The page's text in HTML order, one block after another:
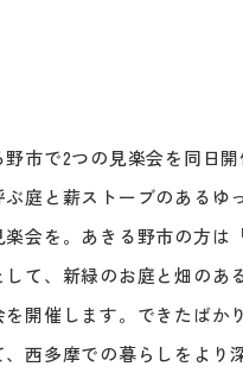
市で2つの見楽会を同日
庭と薪ストーブのあるゆ
会を。あきる野市の方は
て、新緑のお庭と畑のあ
を開催します。できたばか
西多摩での暮らしをより